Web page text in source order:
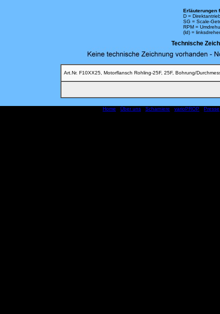
Erläuterungen
D =
SG = Scale-
RPM =
(ld) =
Technische
Art.Nr. F10XX25, Motorflansch Rohling-25F, 25F, Bohrung/
Home Über uns Scharniere varioPROP Presse